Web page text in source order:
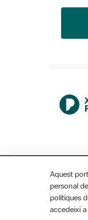
MAPA WEB
Aquest
personal
polítiques
accedeixi a